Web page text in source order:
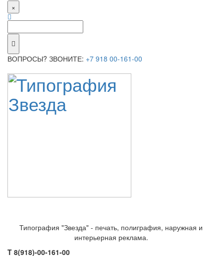
×
ВОПРОСЫ? ЗВОНИТЕ: +7 918 00-161-00
Типография "Звезда" - печать, полиграфия, наружная и
интерьерная реклама.
T 8(918)-00-161-00